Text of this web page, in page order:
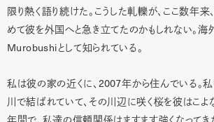
限り熱く語り続けた。こうした軋轢が、ここ数年
めて彼を外国へと急き立てたのかもしれない。海
Murobushiとして知られている。
私は彼の家の近くに、 2007年から住んでいる。
川で結ばれていて、その川辺に咲く桜を彼はこよ